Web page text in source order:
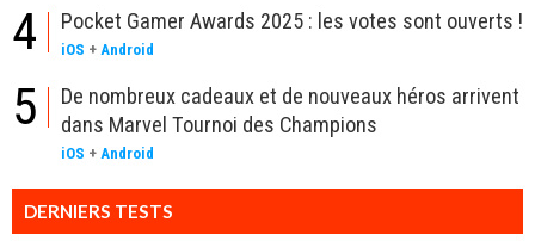
4 Pocket Gamer Awards 2025 : les votes sont ouverts !
iOS + Android
5
De nombreux cadeaux et de nouveaux héros arrivent
dans Marvel Tournoi des Champions
iOS + Android
DERNIERS TESTS